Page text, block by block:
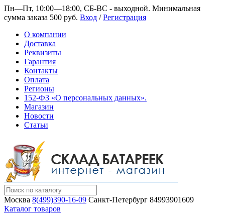
Пн—Пт, 10:00—18:00, СБ-ВС - выходной. Минимальная
сумма заказа 500 руб. Вход /Регистрация
О компании
Доставка
Реквизиты
Гарантия
Контакты
Оплата
Регионы
152-ФЗ «О персональных данных».
Магазин
Новости
Статьи
Москва 8(499)390-16-09 Санкт-Петербург 84993901609
Каталог товаров